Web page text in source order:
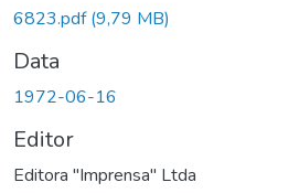
6823.pdf(9,79 MB)
Data
1972-06-16
Editor
Editora "Imprensa" Ltda